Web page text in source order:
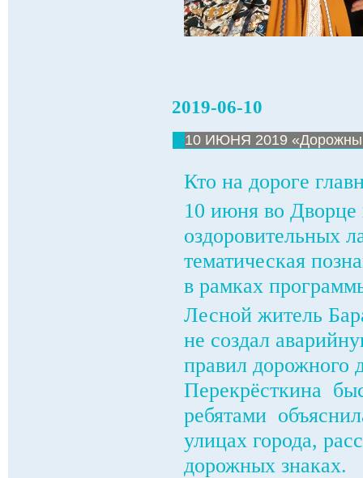
2019-06-10
10 ИЮНЯ 2019
Кто на дороге
10 июня во Дворце
оздоровительных
тематическая
в рамках
Лесной житель
не создал
правил
Перекрёсткина
ребятами
улицах города,
дорожных знаках.